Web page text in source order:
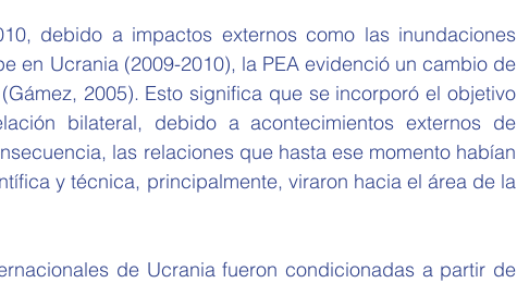
debido a impactos externos como las inundaciones
en Ucrania (2009-2010), la PEA evidenció un cambio de
2005). Esto significa que se incorporó el objetivo
bilateral, debido a acontecimientos externos de
las relaciones que hasta ese momento habían
y técnica, principalmente, viraron hacia el área de la
de Ucrania fueron condicionadas a partir de